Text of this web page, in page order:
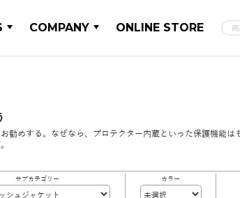
COMPANY ONLINE STORE
勧めする。なぜなら、プロテクター内蔵といった保護機能
サブカテゴリー カラー